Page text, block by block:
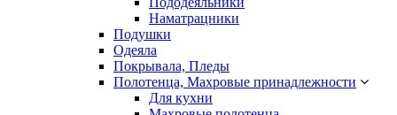
Наматрацники
Подушки
Одеяла
Покрывала, Пледы
Полотенца, Махровые принадлежности
Для кухни